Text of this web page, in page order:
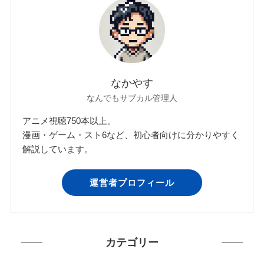
なかやす
なんでもサブカル管理人
アニメ視聴750本以上。
漫画・ゲーム・スト6など、初心者向けに分かりやすく
解説しています。
運営者プロフィール
カテゴリー